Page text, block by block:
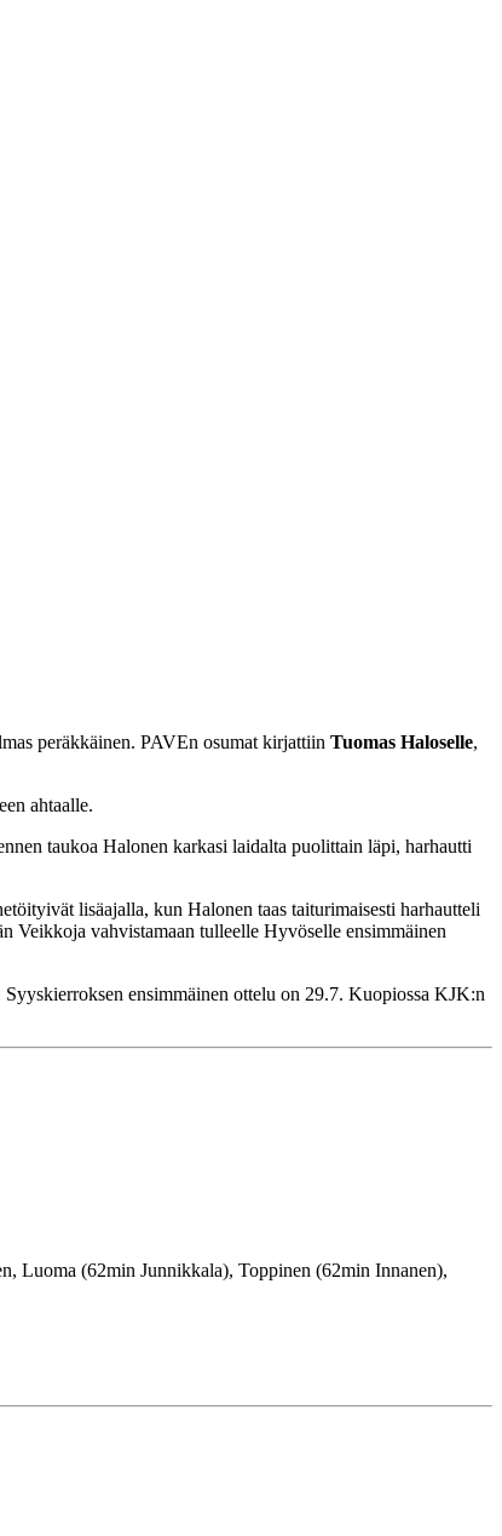
peräkkäinen. PAVEn osumat kirjattiin Tuomas Haloselle,
ahtaalle.
taukoa Halonen karkasi laidalta puolittain läpi, harhautti
lisäajalla, kun Halonen taas taiturimaisesti harhautteli
Veikkoja vahvistamaan tulleelle Hyvöselle ensimmäinen
ensimmäinen ottelu on 29.7. Kuopiossa KJK:n
Luoma (62min Junnikkala), Toppinen (62min Innanen),